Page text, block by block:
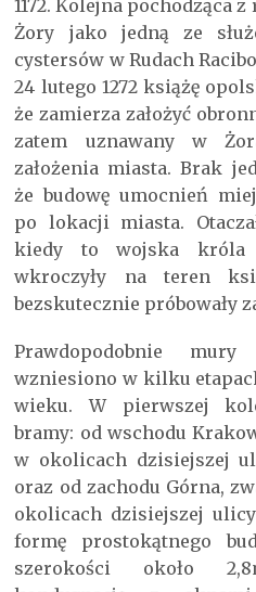
1172. Kolejna pochodząca
Żory jako jedną ze
cystersów w Rudach
24 lutego 1272 książę
że zamierza założyć
zatem uznawany w
założenia miasta. Brak
że budowę umocnień
po lokacji miasta.
kiedy to wojska króla
wkroczyły na teren
bezskutecznie próbowały
Prawdopodobnie
wzniesiono w kilku
wieku. W pierwszej
bramy: od wschodu
w okolicach dzisiejszej
oraz od zachodu Górna,
okolicach dzisiejszej
formę prostokątnego
szerokości około